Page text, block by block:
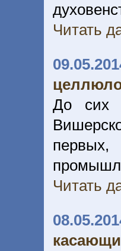
Читать
До сих
Читать